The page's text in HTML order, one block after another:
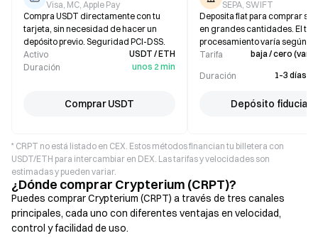
Visa, MC, Apple Pay
Compra USDT directamente con tu
tarjeta, sin necesidad de hacer un
depósito previo. Seguridad PCI-DSS.
Activo
USDT / ETH
Duración
unos 2 min
Comprar USDT
SEPA, SWIFT
Deposita fiat para comprar
en grandes cantidades. El
procesamiento varía según el
Tarifa
baja / cero
Duración 1–3 días
Depósito
* CRPT no está listado en CEX. Estos métodos financian tu billetera con
USDT/ETH para intercambiar en DEX. Las tarifas y velocidades son
estimadas y pueden variar.
¿Dónde comprar Crypterium (CRPT)?
Puedes comprar Crypterium (CRPT) a través de tres canales
principales, cada uno con diferentes ventajas en velocidad,
control y facilidad de uso.